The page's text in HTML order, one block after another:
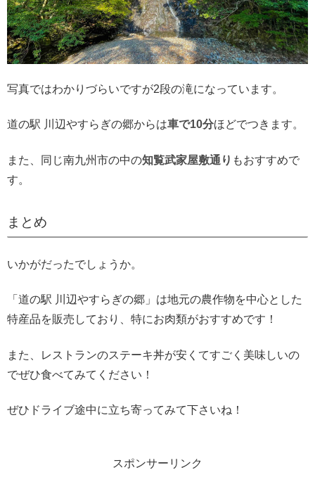
写真ではわかりづらいですが2段の滝になっています。
道の駅 川辺やすらぎの郷からは車で10分ほどでつきます。
また、同じ南九州市の中の知覧武家屋敷通り もおすすめで
す。
まとめ
いかがだったでしょうか。
「道の駅 川辺やすらぎの郷」は地元の農作物を中心とした
特産品を販売しており、特にお肉類がおすすめです！
また、レストランのステーキ丼が安くてすごく美味しいの
でぜひ食べてみてください！
ぜひドライブ途中に立ち寄ってみて下さいね！
スポンサーリンク